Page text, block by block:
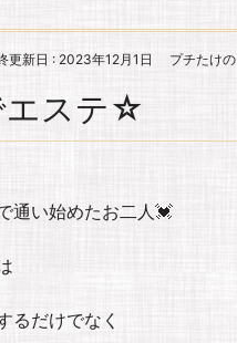
更新日 : 2023年12月1日 プチたけの
エステ☆
通い始めたお二人💓
るだけでなく